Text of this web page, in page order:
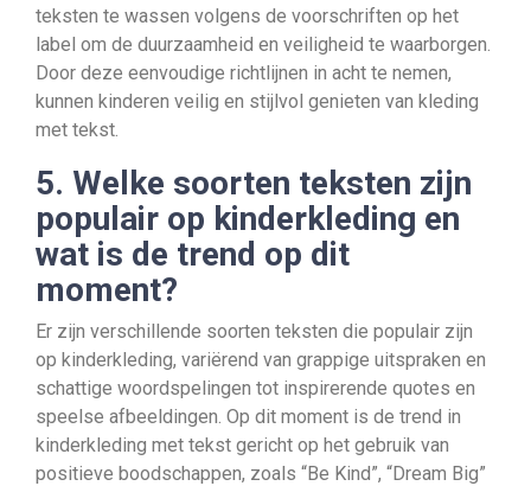
teksten te wassen volgens de voorschriften op het
label om de duurzaamheid en veiligheid te waarborgen.
Door deze eenvoudige richtlijnen in acht te nemen,
kunnen kinderen veilig en stijlvol genieten van kleding
met tekst.
5. Welke soorten teksten zijn
populair op kinderkleding en
wat is de trend op dit
moment?
Er zijn verschillende soorten teksten die populair zijn
op kinderkleding, variërend van grappige uitspraken en
schattige woordspelingen tot inspirerende quotes en
speelse afbeeldingen. Op dit moment is de trend in
kinderkleding met tekst gericht op het gebruik van
positieve boodschappen, zoals “Be Kind”, “Dream Big”